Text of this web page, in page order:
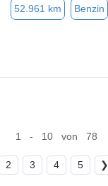
52.961 km Benzin
1 - 10 von 78
2 3 4 5 ❯